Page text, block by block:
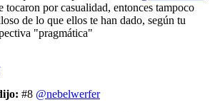
tocaron por casualidad, entonces tampoco
de lo que ellos te han dado, según tu
"pragmática"
#8 @nebelwerfer